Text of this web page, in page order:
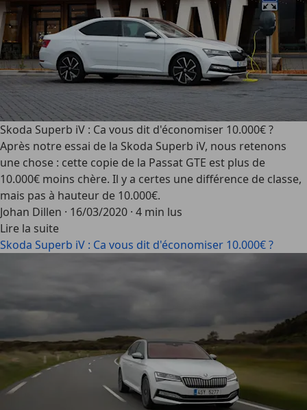
Skoda Superb iV : Ca vous dit d'économiser 10.000€ ?
Après notre essai de la Skoda Superb iV, nous retenons
une chose : cette copie de la Passat GTE est plus de
10.000€ moins chère. Il y a certes une différence de classe,
mais pas à hauteur de 10.000€.
Johan Dillen · 16/03/2020 · 4 min lus
Lire la suite
Skoda Superb iV : Ca vous dit d'économiser 10.000€ ?